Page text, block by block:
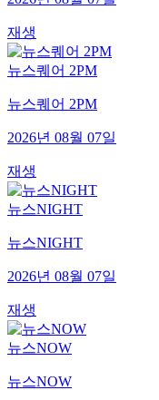
재생
뉴스퀘어 2PM
뉴스퀘어 2PM
2026년 08월 07일
재생
뉴스NIGHT
뉴스NIGHT
2026년 08월 07일
재생
뉴스NOW
뉴스NOW